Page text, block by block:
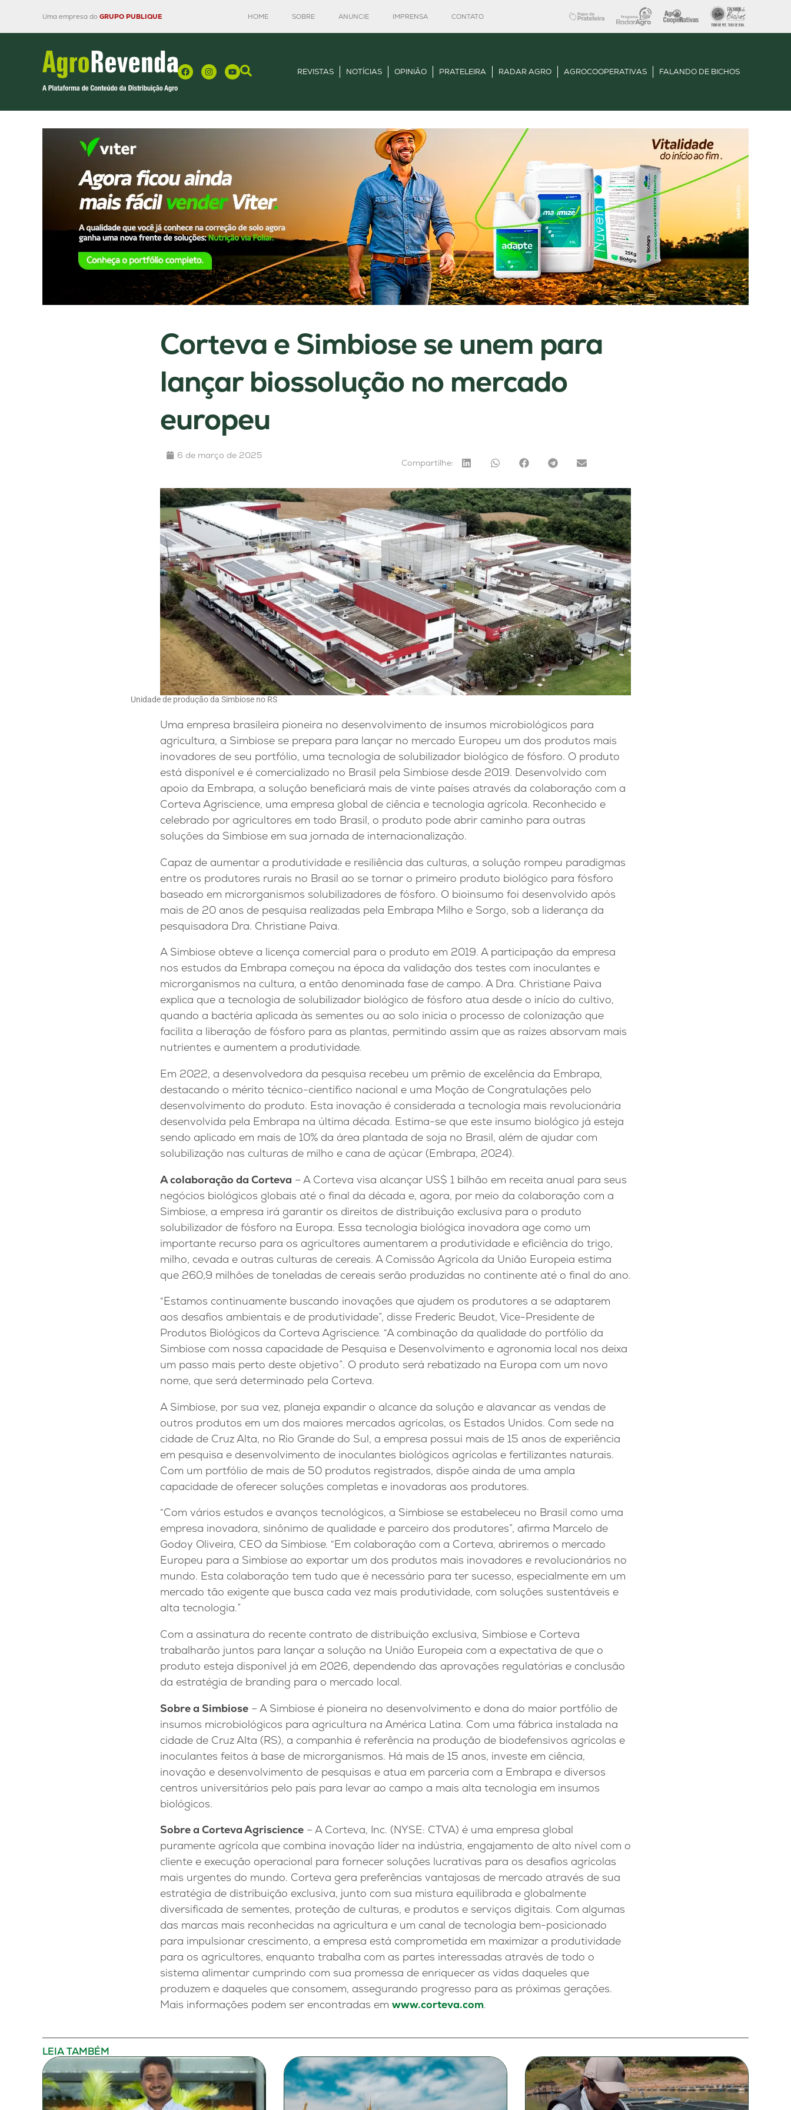
Uma empresa do GRUPO PUBLIQUE HOME SOBRE ANUNCIE IMPRENSA CONTATO
REVISTAS NOTÍCIAS OPINIÃO PRATELEIRA RADAR AGRO AGROCOOPERATIVAS FALANDO DE BICHOS
Corteva e Simbiose se unem para
lançar biossolução no mercado
europeu
6 de março de 2025
Compartilhe:
Unidade de produção da Simbiose no RS
Uma empresa brasileira pioneira no desenvolvimento de insumos microbiológicos para
agricultura, a Simbiose se prepara para lançar no mercado Europeu um dos produtos mais
inovadores de seu portfólio, uma tecnologia de solubilizador biológico de fósforo. O produto
está disponível e é comercializado no Brasil pela Simbiose desde 2019. Desenvolvido com
apoio da Embrapa, a solução beneficiará mais de vinte países através da colaboração com a
Corteva Agriscience, uma empresa global de ciência e tecnologia agrícola. Reconhecido e
celebrado por agricultores em todo Brasil, o produto pode abrir caminho para outras
soluções da Simbiose em sua jornada de internacionalização.
Capaz de aumentar a produtividade e resiliência das culturas, a solução rompeu paradigmas
entre os produtores rurais no Brasil ao se tornar o primeiro produto biológico para fósforo
baseado em microrganismos solubilizadores de fósforo. O bioinsumo foi desenvolvido após
mais de 20 anos de pesquisa realizadas pela Embrapa Milho e Sorgo, sob a liderança da
pesquisadora Dra. Christiane Paiva.
A Simbiose obteve a licença comercial para o produto em 2019. A participação da empresa
nos estudos da Embrapa começou na época da validação dos testes com inoculantes e
microrganismos na cultura, a então denominada fase de campo. A Dra. Christiane Paiva
explica que a tecnologia de solubilizador biológico de fósforo atua desde o início do cultivo,
quando a bactéria aplicada às sementes ou ao solo inicia o processo de colonização que
facilita a liberação de fósforo para as plantas, permitindo assim que as raízes absorvam mais
nutrientes e aumentem a produtividade.
Em 2022, a desenvolvedora da pesquisa recebeu um prêmio de excelência da Embrapa,
destacando o mérito técnico-científico nacional e uma Moção de Congratulações pelo
desenvolvimento do produto. Esta inovação é considerada a tecnologia mais revolucionária
desenvolvida pela Embrapa na última década. Estima-se que este insumo biológico já esteja
sendo aplicado em mais de 10% da área plantada de soja no Brasil, além de ajudar com
solubilização nas culturas de milho e cana de açúcar (Embrapa, 2024).
A colaboração da Corteva – A Corteva visa alcançar US$ 1 bilhão em receita anual para seus
negócios biológicos globais até o final da década e, agora, por meio da colaboração com a
Simbiose, a empresa irá garantir os direitos de distribuição exclusiva para o produto
solubilizador de fósforo na Europa. Essa tecnologia biológica inovadora age como um
importante recurso para os agricultores aumentarem a produtividade e eficiência do trigo,
milho, cevada e outras culturas de cereais. A Comissão Agrícola da União Europeia estima
que 260,9 milhões de toneladas de cereais serão produzidas no continente até o final do ano.
“Estamos continuamente buscando inovações que ajudem os produtores a se adaptarem
aos desafios ambientais e de produtividade”, disse Frederic Beudot, Vice-Presidente de
Produtos Biológicos da Corteva Agriscience. “A combinação da qualidade do portfólio da
Simbiose com nossa capacidade de Pesquisa e Desenvolvimento e agronomia local nos deixa
um passo mais perto deste objetivo”. O produto será rebatizado na Europa com um novo
nome, que será determinado pela Corteva.
A Simbiose, por sua vez, planeja expandir o alcance da solução e alavancar as vendas de
outros produtos em um dos maiores mercados agrícolas, os Estados Unidos. Com sede na
cidade de Cruz Alta, no Rio Grande do Sul, a empresa possui mais de 15 anos de experiência
em pesquisa e desenvolvimento de inoculantes biológicos agrícolas e fertilizantes naturais.
Com um portfólio de mais de 50 produtos registrados, dispõe ainda de uma ampla
capacidade de oferecer soluções completas e inovadoras aos produtores.
“Com vários estudos e avanços tecnológicos, a Simbiose se estabeleceu no Brasil como uma
empresa inovadora, sinônimo de qualidade e parceiro dos produtores”, afirma Marcelo de
Godoy Oliveira, CEO da Simbiose. “Em colaboração com a Corteva, abriremos o mercado
Europeu para a Simbiose ao exportar um dos produtos mais inovadores e revolucionários no
mundo. Esta colaboração tem tudo que é necessário para ter sucesso, especialmente em um
mercado tão exigente que busca cada vez mais produtividade, com soluções sustentáveis e
alta tecnologia.”
Com a assinatura do recente contrato de distribuição exclusiva, Simbiose e Corteva
trabalharão juntos para lançar a solução na União Europeia com a expectativa de que o
produto esteja disponível já em 2026, dependendo das aprovações regulatórias e conclusão
da estratégia de branding para o mercado local.
Sobre a Simbiose – A Simbiose é pioneira no desenvolvimento e dona do maior portfólio de
insumos microbiológicos para agricultura na América Latina. Com uma fábrica instalada na
cidade de Cruz Alta (RS), a companhia é referência na produção de biodefensivos agrícolas e
inoculantes feitos à base de microrganismos. Há mais de 15 anos, investe em ciência,
inovação e desenvolvimento de pesquisas e atua em parceria com a Embrapa e diversos
centros universitários pelo país para levar ao campo a mais alta tecnologia em insumos
biológicos.
Sobre a Corteva Agriscience – A Corteva, Inc. (NYSE: CTVA) é uma empresa global
puramente agrícola que combina inovação líder na indústria, engajamento de alto nível com o
cliente e execução operacional para fornecer soluções lucrativas para os desafios agrícolas
mais urgentes do mundo. Corteva gera preferências vantajosas de mercado através de sua
estratégia de distribuição exclusiva, junto com sua mistura equilibrada e globalmente
diversificada de sementes, proteção de culturas, e produtos e serviços digitais. Com algumas
das marcas mais reconhecidas na agricultura e um canal de tecnologia bem-posicionado
para impulsionar crescimento, a empresa está comprometida em maximizar a produtividade
para os agricultores, enquanto trabalha com as partes interessadas através de todo o
sistema alimentar cumprindo com sua promessa de enriquecer as vidas daqueles que
produzem e daqueles que consomem, assegurando progresso para as próximas gerações.
Mais informações podem ser encontradas em www.corteva.com.
LEIA TAMBÉM